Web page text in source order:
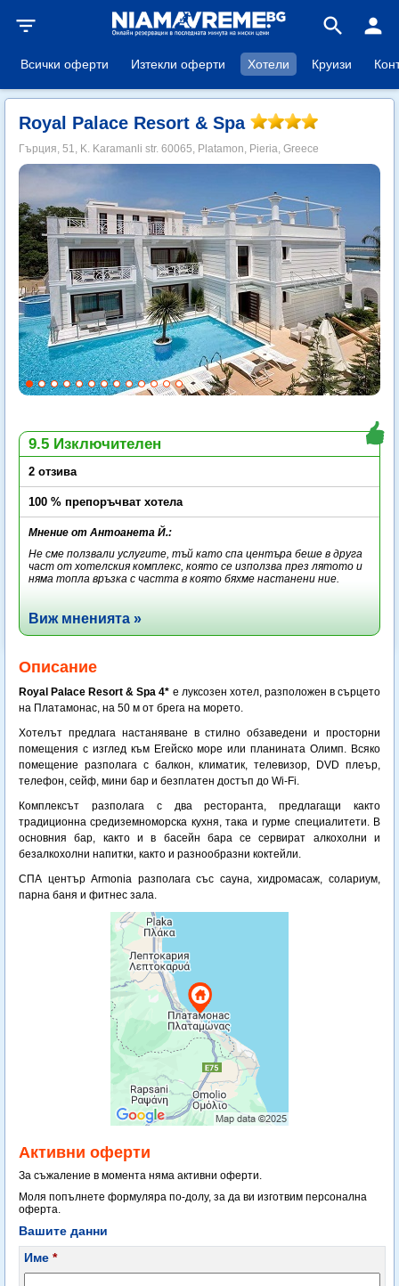
filter_list search person
Всички оферти Изтекли оферти Хотели Круизи
Royal Palace Resort & Spa
Гърция, 51, K. Karamanli str. 60065, Platamon, Pieria, Greece
9.5 Изключителен
2 отзива
100 % препоръчват хотела
Мнение от Антоанета Й.:
Не сме ползвали услугите, тъй като спа центъра беше в друга
част от хотелския комплекс, която се използва през лятото и
няма топла връзка с частта в която бяхме настанени ние.
Виж мненията »
Описание
Royal Palace Resort & Spa 4* е луксозен хотел, разположен в сърцето
на Платамонас, на 50 м от брега на морето.
Хотелът предлага настаняване в стилно обзаведени и просторни
помещения с изглед към Егейско море или планината Олимп. Всяко
помещение разполага с балкон, климатик, телевизор, DVD плеър,
телефон, сейф, мини бар и безплатен достъп до Wi-Fi.
Комплексът разполага с два ресторанта, предлагащи както
традиционна средиземноморска кухня, така и гурме специалитети. В
основния бар, както и в басейн бара се сервират алкохолни и
безалкохолни напитки, както и разнообразни коктейли.
СПА център Armonia разполага със сауна, хидромасаж, солариум,
парна баня и фитнес зала.
Активни оферти
За съжаление в момента няма активни оферти.
Моля попълнете формуляра по-долу, за да ви изготвим персонална
оферта.
Вашите данни
Име *